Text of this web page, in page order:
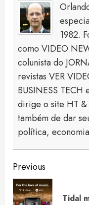
1982.
como VIDEO
colunista do
revistas VER
BUSINESS TECH
dirige o site HT &
também de dar
política,
Continue
Reading
Previous
Tidal